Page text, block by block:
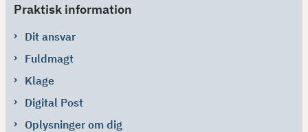
Praktisk information
Dit ansvar
Fuldmagt
Klage
Digital Post
Oplysninger om dig